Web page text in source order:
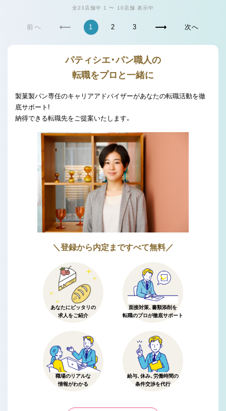
全23店舗中 1 〜 10店舗 表示中
前へ 1 2 3 次へ
パティシエ・パン職人の
転職をプロと一緒に
製菓製パン専任のキャリアアドバイザーがあなたの転職活動を徹
底サポート!
納得できる転職先をご提案いたします。
＼登録から内定まですべて無料／
あなたにピッタリの
求人をご紹介
面接対策、書類添削を
転職のプロが徹底サポート
職場のリアルな
情報がわかる
給与、休み、労働時間の
条件交渉を代行